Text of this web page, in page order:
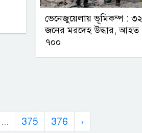
ভেনেজুয়েলায় ভূমিকম্প : ৩২
জনের মরদেহ উদ্ধার, আহত
৭০০
... 375 376 ›